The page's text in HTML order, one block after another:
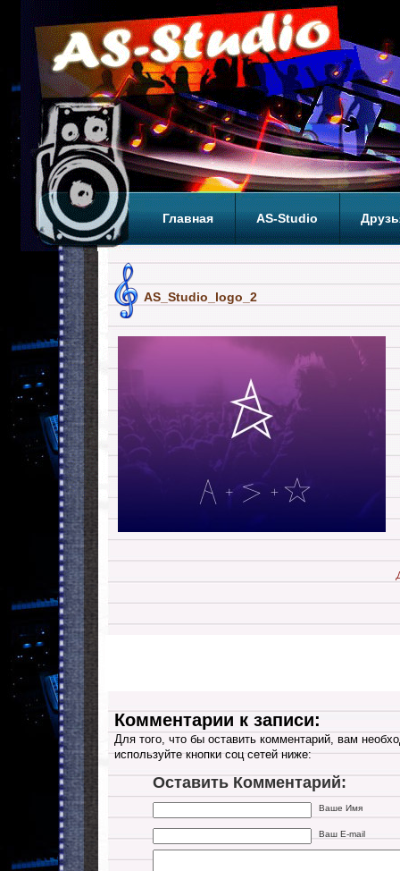
Главная AS-Studio
AS_Studio_logo_2
Комментарии к записи:
Для того, что бы оставить комментарий, вам
используйте кнопки соц сетей ниже:
Оставить Комментарий:
Ваше Имя
Ваш E-mail